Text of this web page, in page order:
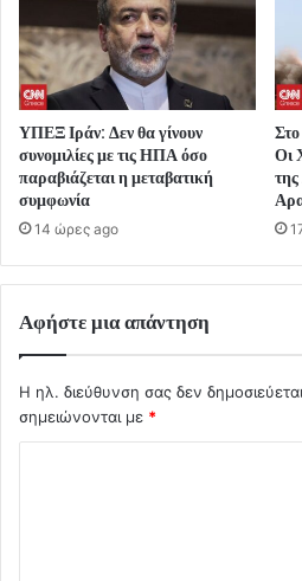
ΥΠΕΞ Ιράν: Δεν θα γίνουν
συνομιλίες με τις ΗΠΑ όσο
παραβιάζεται η μεταβατική
συμφωνία
14 ώρες ago
Οι
Αφήστε μια απάντηση
Η ηλ. διεύθυνση σας δεν
σημειώνονται με *